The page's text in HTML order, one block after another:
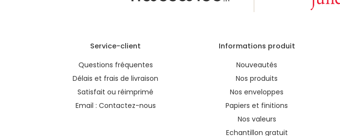
Service-client
Questions fréquentes
Délais et frais de livraison
Satisfait ou réimprimé
Email : Contactez-nous
Informations produit
Nouveautés
Nos produits
Nos enveloppes
Papiers et finitions
Nos valeurs
Echantillon gratuit